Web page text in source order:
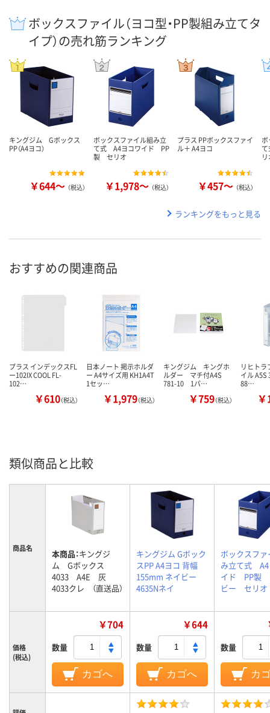
ボックスファイル（ヨコ型・PP製組み立てタ
イプ）の売れ筋ランキング
キングジム Gボックス
PP（A4ヨコ）
￥644～ （税込）
ボックスファイル組み立
て式 A4ヨコワイド PP
製 セリオ
￥1,978～ （税込）
プラス PPボックスファイ
ル＋ A4ヨコ
￥457～ （税込）
ボ
ランキングをもっと見る
おすすめの関連商品
プラス インデックスFL
ー102IX COOL FL-
102…
￥610（税込）
日本ノート 掲示ホルダ
ー A4サイズ用 KH1A4T
1セッ…
￥1,979（税込）
キングジム キングホ
ルダー マチ付A4S
781-10 1パ…
￥759（税込）
リヒトラ
イル A5S
88…
類似商品と比較
商品名 本商品：キングジ
ム Gボックス
4033 A4E 灰
4033クレ （直送品）
キングジム Gボック
スPP A4ヨコ 背幅
155mm ネイビー
4635Nネイ
ボックスフ
み立て式 A4
イド PP製
ビー セリオ
価格
(税込)
￥704
数量
カゴへ
￥644
数量
カゴへ
数量
カ